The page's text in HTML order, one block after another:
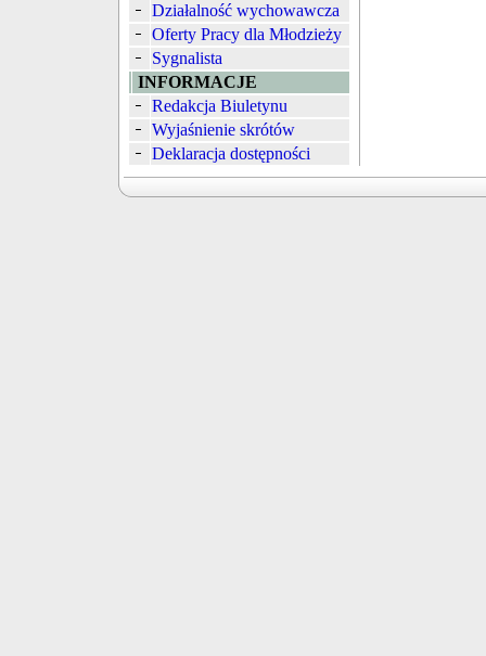
Działalność wychowawcza
Oferty Pracy dla Młodzieży
Sygnalista
INFORMACJE
Redakcja Biuletynu
Wyjaśnienie skrótów
Deklaracja dostępności